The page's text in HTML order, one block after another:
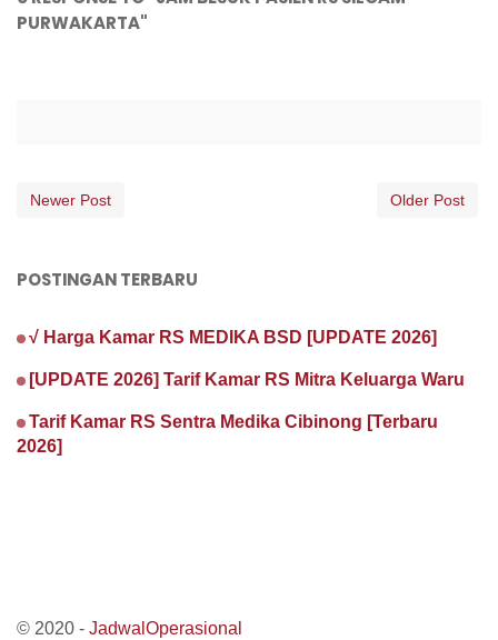
PURWAKARTA"
Newer Post Older Post
POSTINGAN TERBARU
√ Harga Kamar RS MEDIKA BSD [UPDATE 2026]
[UPDATE 2026] Tarif Kamar RS Mitra Keluarga Waru
Tarif Kamar RS Sentra Medika Cibinong [Terbaru
2026]
© 2020 - JadwalOperasional